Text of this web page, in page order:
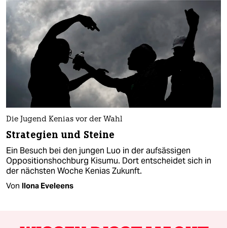
Die Jugend Kenias vor der Wahl
Strategien und Steine
Ein Besuch bei den jungen Luo in der aufsässigen
Oppositionshochburg Kisumu. Dort entscheidet sich in
der nächsten Woche Kenias Zukunft.
Von Ilona Eveleens